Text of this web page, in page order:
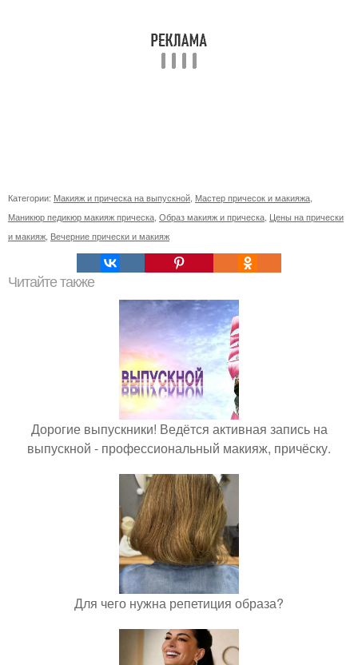
Категории: Макияж и прическа на выпускной Мастер причесок и макияжа
Маникюр педикюр макияж прическа Образ макияж и прическа Цены на прически
и макияж Вечерние прически и макияж
Читайте также
Дорогие выпускники! Ведётся активная запись на
выпускной - профессиональный макияж, причёску.
Для чего нужна репетиция образа?